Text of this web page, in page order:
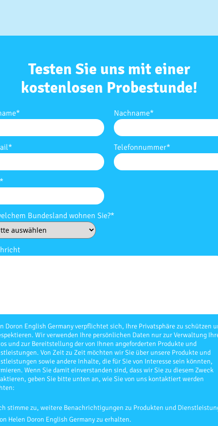
Testen Sie uns mit einer
kostenlosen Probestunde!
* Nachname*
* Telefonnummer*
*
Bundesland wohnen Sie?*
Doron English Germany verpflichtet sich, Ihre Privatsphäre zu schützen
Wir verwenden Ihre persönlichen Daten nur zur Verwaltung
und zur Bereitstellung der von Ihnen angeforderten Produkte und
Von Zeit zu Zeit möchten wir Sie über unsere Produkte und
sowie andere Inhalte, die für Sie von Interesse sein könnten,
Wenn Sie damit einverstanden sind, dass wir Sie zu diesem Zweck
geben Sie bitte unten an, wie Sie von uns kontaktiert werden
stimme zu, weitere Benachrichtigungen zu Produkten und
Helen Doron English Germany zu erhalten.